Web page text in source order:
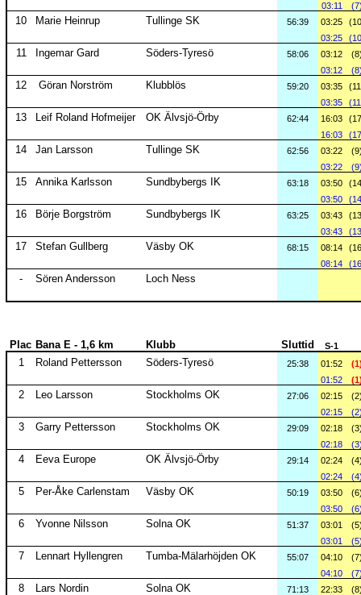
03:11
10 Marie Heinrup Tullinge SK 56:39 03:25
03:25
11 Ingemar Gard Söders-Tyresö 58:06 03:12
03:12
12 Göran Norström Klubblös 59:20 03:35
03:35
13 Leif Roland Hofmeijer OK Älvsjö-Örby 62:44 16:03
16:03
14 Jan Larsson Tullinge SK 62:56 03:22
03:22
15 Annika Karlsson Sundbybergs IK 63:18 03:50
03:50
16 Börje Borgström Sundbybergs IK 63:25 03:43
03:43
17 Stefan Gullberg Väsby OK 68:15 08:14
08:14
- Sören Andersson Loch Ness
Plac Bana E - 1,6 km Klubb Sluttid S-1
1 Roland Pettersson Söders-Tyresö 25:38 01:52
01:52
2 Leo Larsson Stockholms OK 27:06 02:15
02:15
3 Garry Pettersson Stockholms OK 29:09 02:18
02:18
4 Eeva Europe OK Älvsjö-Örby 29:14 02:24
02:24
5 Per-Åke Carlenstam Väsby OK 50:19 03:50
03:50
6 Yvonne Nilsson Solna OK 51:37 03:01
03:01
7 Lennart Hyllengren Tumba-Mälarhöjden OK 55:07 04:10
04:10
8 Lars Nordin Solna OK 71:13 22:33